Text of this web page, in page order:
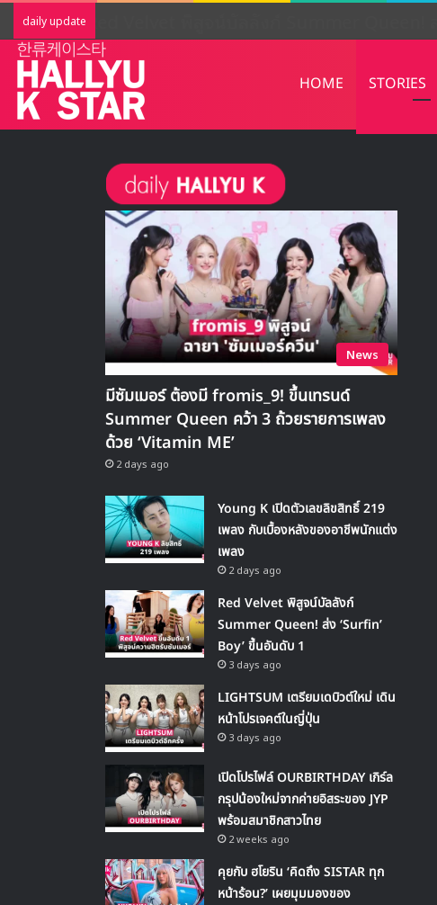
daily update
HOME STORIES
News
มีซัมเมอร์ ต้องมี fromis_9! ขึ้นเทรนด์
Summer Queen คว้า 3 ถ้วยรายการเพลง
ด้วย ‘Vitamin ME’
2 days ago
Young K เปิดตัวเลขลิขสิทธิ์ 219
เพลง กับเบื้องหลังของอาชีพนักแต่ง
เพลง
2 days ago
Red Velvet พิสูจน์บัลลังก์
Summer Queen! ส่ง ‘Surfin’
Boy’ ขึ้นอันดับ 1
3 days ago
LIGHTSUM เตรียมเดบิวต์ใหม่ เดิน
หน้าโปรเจคต์ในญี่ปุ่น
3 days ago
เปิดโปรไฟล์ OURBIRTHDAY เกิร์ล
กรุปน้องใหม่จากค่ายอิสระของ JYP
พร้อมสมาชิกสาวไทย
2 weeks ago
คุยกับ ฮโยริน ‘คิดถึง SISTAR ทุก
หน้าร้อน?’ เผยมุมมองของ